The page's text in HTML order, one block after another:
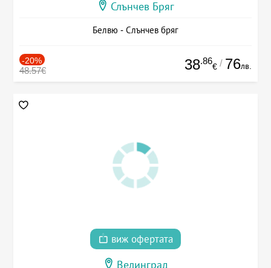
Слънчев Бряг
Белвю - Слънчев бряг
-20%
48.57€ 38.86
€ / 76лв.
виж офертата
Велинград